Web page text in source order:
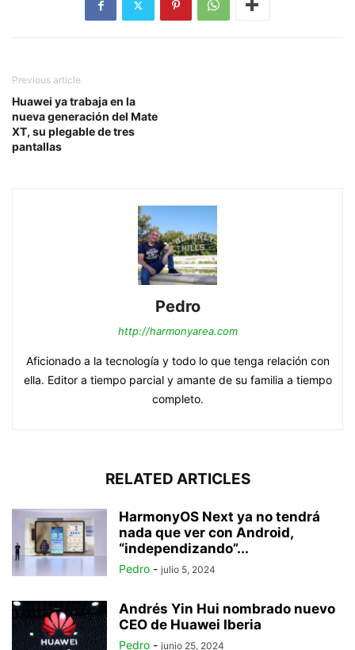
Previous article
Huawei ya trabaja en la
nueva generación del Mate
XT, su plegable de tres
pantallas
Pedro
http://harmonyarea.com
Aficionado a la tecnología y todo lo que tenga relación con
ella. Editor a tiempo parcial y amante de su familia a tiempo
completo.
RELATED ARTICLES
HarmonyOS Next ya no tendrá
nada que ver con Android,
“independizando”...
Pedro - julio 5, 2024
Andrés Yin Hui nombrado nuevo
CEO de Huawei Iberia
Pedro - junio 25, 2024